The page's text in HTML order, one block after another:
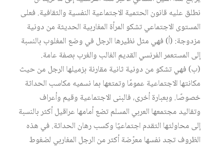
نطلق عليه قانون الحتمية الاجتماعية النفسية والثقافية. فعلى
المستوى الاجتماعي تشكو المرأة المغاربية الحديثة من دونية
مزدوجة: (أ) فهي مثل نظيرها الرجل في وضع المغلوب بالنسبة
إلى المستعمر الفرنسي القديم الغالب والغرب بصفة عامة.
(ب) فهي تشكو من دونية ثانية مقارنة بزميلها الرجل من حيث
مكانتها الاجتماعية عمومًا وتمتعها بما نسميه مكاسب الحداثة
خصوصًا. وبعبارة أخرى، فالبنى الاجتماعية وقيم وأعراف
وتقاليد مجتمعها العربي المسلم تضع أمامها عراقيل أكثر بالنسبة
إلى محاولتها التقدم اجتماعيًا وكسب رهان الحداثة. في هذه
الظروف تجد نفسها معرّضة أكثر من الرجل المغاربي لضغوط